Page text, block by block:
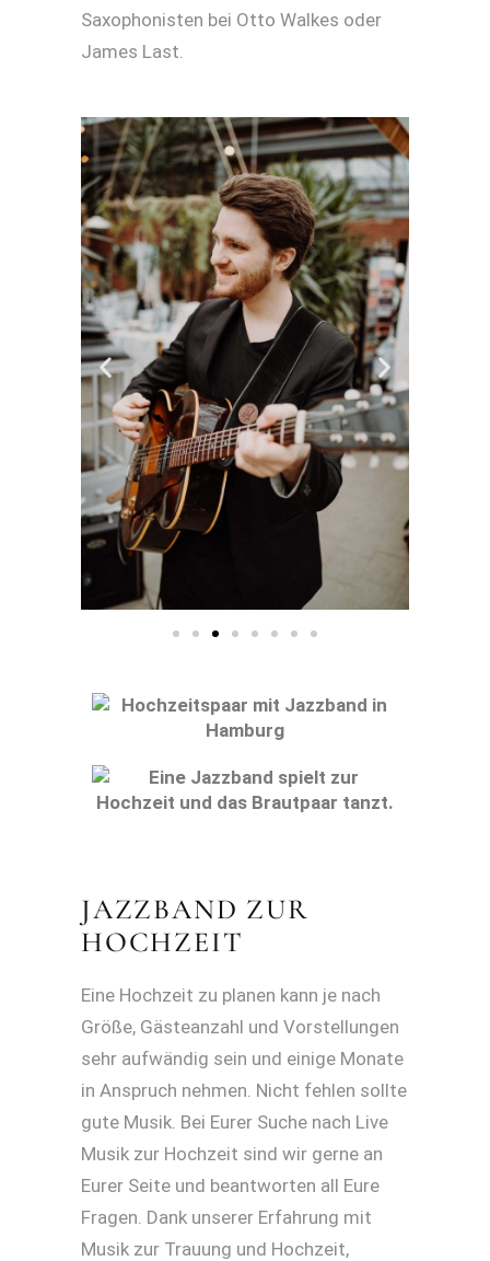
Saxophonisten bei Otto Walkes oder
James Last.
JAZZBAND ZUR
HOCHZEIT
Eine Hochzeit zu planen kann je nach
Größe, Gästeanzahl und Vorstellungen
sehr aufwändig sein und einige Monate
in Anspruch nehmen. Nicht fehlen sollte
gute Musik. Bei Eurer Suche nach Live
Musik zur Hochzeit sind wir gerne an
Eurer Seite und beantworten all Eure
Fragen. Dank unserer Erfahrung mit
Musik zur Trauung und Hochzeit,